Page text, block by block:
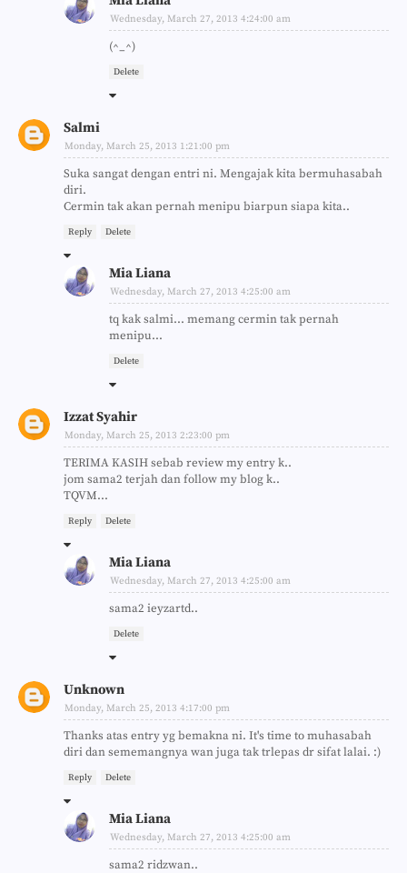
Wednesday, March 27, 2013 4:24:00 am
(^_^)
Delete
Salmi
Monday, March 25, 2013 1:21:00 pm
Suka sangat dengan entri ni. Mengajak kita bermuhasabah
diri.
Cermin tak akan pernah menipu biarpun siapa kita..
Reply Delete
Mia Liana
Wednesday, March 27, 2013 4:25:00 am
tq kak salmi... memang cermin tak pernah
menipu...
Delete
Izzat Syahir
Monday, March 25, 2013 2:23:00 pm
TERIMA KASIH sebab review my entry k..
jom sama2 terjah dan follow my blog k..
TQVM...
Reply Delete
Mia Liana
Wednesday, March 27, 2013 4:25:00 am
sama2 ieyzartd..
Delete
Unknown
Monday, March 25, 2013 4:17:00 pm
Thanks atas entry yg bemakna ni. It's time to muhasabah
diri dan sememangnya wan juga tak trlepas dr sifat lalai. :)
Reply Delete
Mia Liana
Wednesday, March 27, 2013 4:25:00 am
sama2 ridzwan..